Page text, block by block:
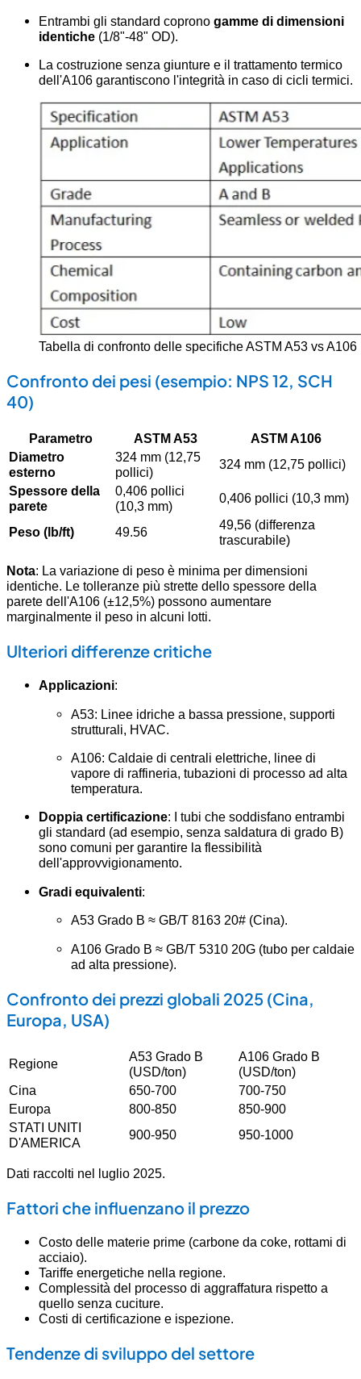
Entrambi gli standard coprono gamme di dimensioni
identiche (1/8"-48" OD).
La costruzione senza giunture e il trattamento termico
dell'A106 garantiscono l'integrità in caso di cicli termici.
Tabella di confronto delle specifiche ASTM A53 vs A106
Confronto dei pesi (esempio: NPS 12, SCH
40)
Parametro ASTM A53
ASTM A106
Diametro
esterno
324 mm (12,75
pollici)
324 mm (12,75 pollici)
Spessore della
parete
0,406 pollici
(10,3 mm)
0,406 pollici (10,3 mm)
Peso (lb/ft) 49.56
49,56 (differenza
trascurabile)
Nota: La variazione di peso è minima per dimensioni
identiche. Le tolleranze più strette dello spessore della
parete dell'A106 (±12,5%) possono aumentare
marginalmente il peso in alcuni lotti.
Ulteriori differenze critiche
Applicazioni:
A53: Linee idriche a bassa pressione, supporti
strutturali, HVAC.
A106: Caldaie di centrali elettriche, linee di
vapore di raffineria, tubazioni di processo ad alta
temperatura.
Doppia certificazione: I tubi che soddisfano entrambi
gli standard (ad esempio, senza saldatura di grado B)
sono comuni per garantire la flessibilità
dell'approvvigionamento.
Gradi equivalenti:
A53 Grado B ≈ GB/T 8163 20# (Cina).
A106 Grado B ≈ GB/T 5310 20G (tubo per caldaie
ad alta pressione).
Confronto dei prezzi globali 2025 (Cina,
Europa, USA)
Regione
A53 Grado B
(USD/ton)
A106 Grado B
(USD/ton)
Cina
650-700
700-750
Europa
800-850
850-900
STATI UNITI
D'AMERICA
900-950 950-1000
Dati raccolti nel luglio 2025.
Fattori che influenzano il prezzo
Costo delle materie prime (carbone da coke, rottami di
acciaio).
Tariffe energetiche nella regione.
Complessità del processo di aggraffatura rispetto a
quello senza cuciture.
Costi di certificazione e ispezione.
Tendenze di sviluppo del settore